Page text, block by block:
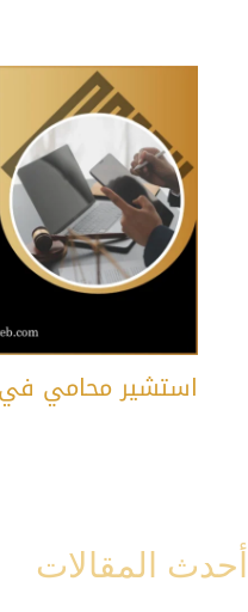
استشير محامي في
أحدث المقالات